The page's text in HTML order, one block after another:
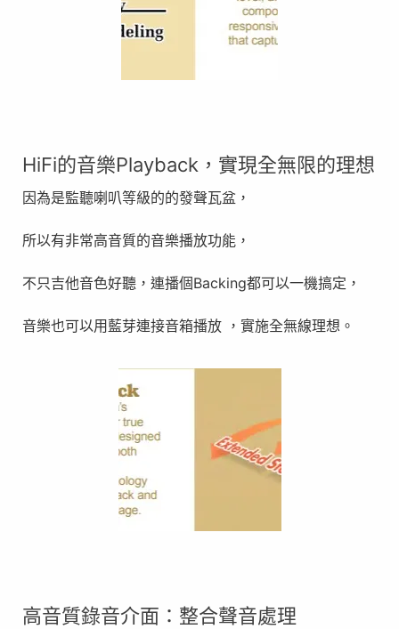
HiFi的音樂Playback，實現全無限的理想
因為是監聽喇叭等級的的發聲瓦盆，
所以有非常高音質的音樂播放功能，
不只吉他音色好聽，連播個Backing都可以一機搞定，
音樂也可以用藍芽連接音箱播放 ，實施全無線理想。
高音質錄音介面：整合聲音處理